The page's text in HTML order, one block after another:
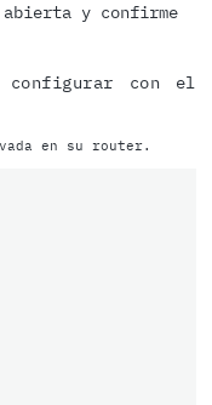
y confirme
configurar con el
en su router.